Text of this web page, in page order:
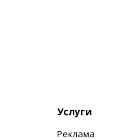
Услуги
Реклама